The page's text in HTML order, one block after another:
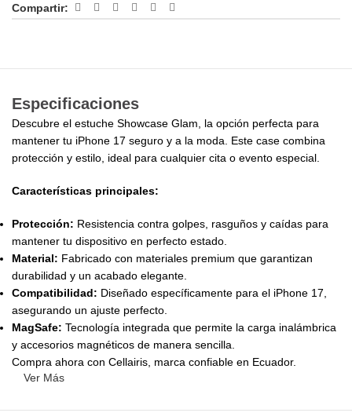
Compartir:
Especificaciones
Descubre el estuche Showcase Glam, la opción perfecta para
mantener tu iPhone 17 seguro y a la moda. Este case combina
protección y estilo, ideal para cualquier cita o evento especial.
Características principales:
Protección: Resistencia contra golpes, rasguños y caídas para
mantener tu dispositivo en perfecto estado.
Material: Fabricado con materiales premium que garantizan
durabilidad y un acabado elegante.
Compatibilidad: Diseñado específicamente para el iPhone 17,
asegurando un ajuste perfecto.
MagSafe: Tecnología integrada que permite la carga inalámbrica
y accesorios magnéticos de manera sencilla.
Compra ahora con Cellairis, marca confiable en Ecuador.
Ver Más